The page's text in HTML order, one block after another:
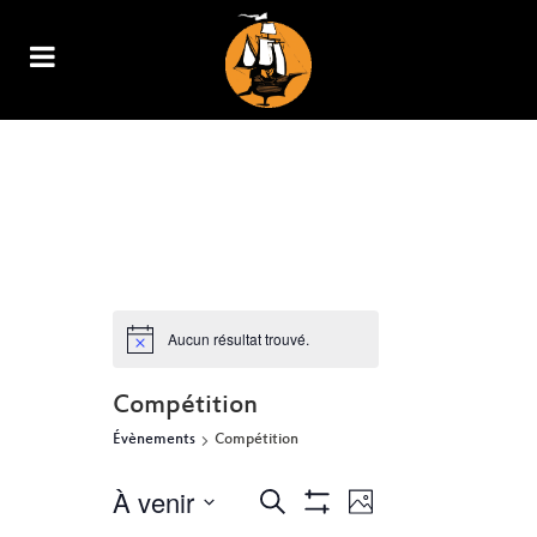
Aucun résultat trouvé.
Compétition
Évènements Compétition
RECHERCHE
Recherche
NAVIGATION
Photo
À venir